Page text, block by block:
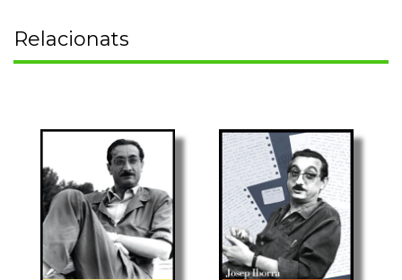
Relacionats